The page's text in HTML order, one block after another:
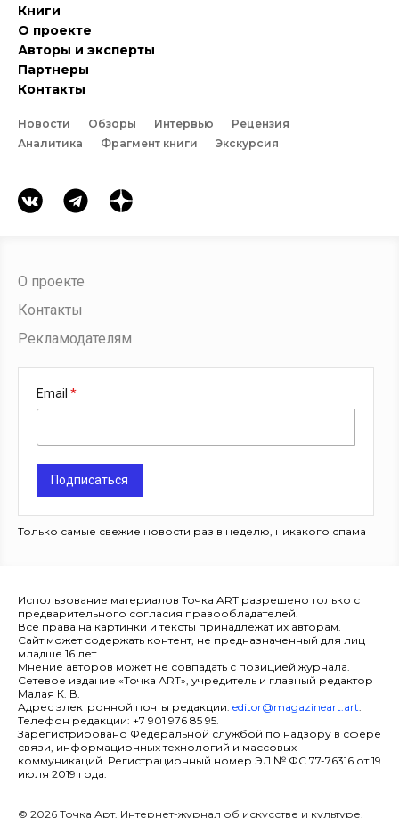
Книги
О проекте
Авторы и эксперты
Партнеры
Контакты
Новости Обзоры Интервью
Рецензия
Аналитика
Фрагмент книги Экскурсия
О проекте
Контакты
Рекламодателям
Email
Подписаться
Только самые свежие новости раз в неделю, никакого спама
Использование материалов Точка ART разрешено только с
предварительного согласия правообладателей.
Все права на картинки и тексты принадлежат их авторам.
Сайт может содержать контент, не предназначенный для лиц
младше 16 лет.
Мнение авторов может не совпадать с позицией журнала.
Сетевое издание «Точка ART», учредитель и главный редактор
Малая К. В.
Адрес электронной почты редакции: editor@magazineart.art.
Телефон редакции: +7 901 976 85 95.
Зарегистрировано Федеральной службой по надзору в сфере
связи, информационных технологий и массовых
коммуникаций. Регистрационный номер ЭЛ № ФС 77-76316 от 19
июля 2019 года.
© 2026 Точка Арт. Интернет-журнал об искусстве и культуре.